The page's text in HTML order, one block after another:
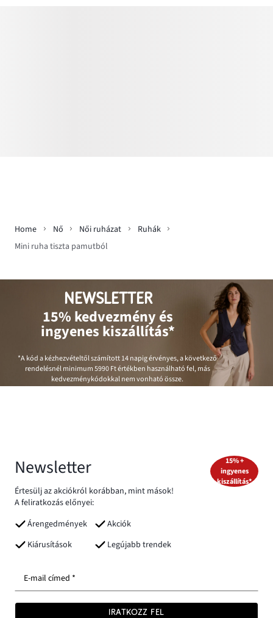
Home Nő Női ruházat
Ruhák
Mini ruha tiszta pamutból
NEWSLETTER
15% kedvezmény és
ingyenes kiszállítás*
*A kód a kézhezvételtől számított 14 napig érvényes, a következő
rendelésnél minimum5990 Ftértékben használható fel, más
kedvezménykódokkal nem vonható össze.
Newsletter
Értesülj az akciókról korábban, mint mások!
A feliratkozás előnyei:
Árengedmények
Akciók
Kiárusítások
Legújabb trendek
15% +
ingyenes
kiszállítás*
E-mail címed *
IRATKOZZ FEL